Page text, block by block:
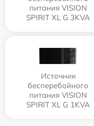
питания VISION
SPIRIT XL G 3KVA
Источник
бесперебойного
питания VISION
SPIRIT XL G 1KVA